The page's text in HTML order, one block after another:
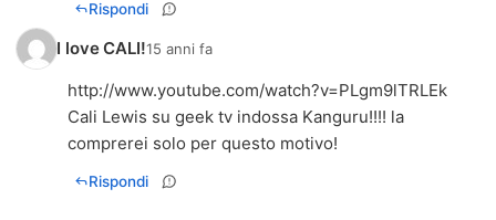
Rispondi
I love CALI!15 anni fa
http://www.youtube.com/watch?v=PLgm9lTRLEk
Cali Lewis su geek tv indossa Kanguru!!!! la
comprerei solo per questo motivo!
Rispondi